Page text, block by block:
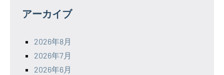
アーカイブ
2026年8月
2026年7月
2026年6月